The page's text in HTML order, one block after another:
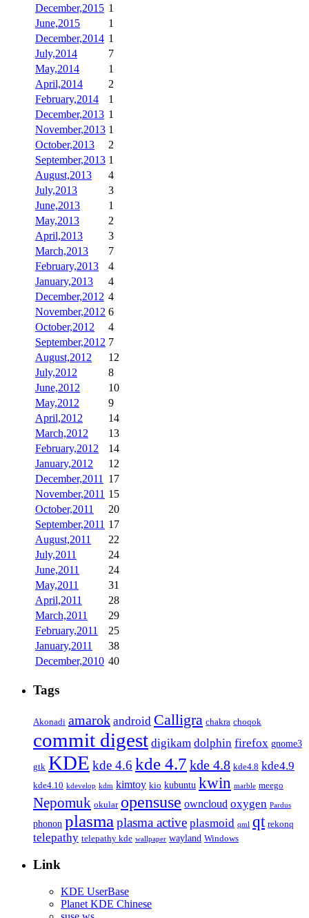
December,2015 1
June,2015
1
December,2014 1
July,2014
7
May,2014
1
April,2014
2
February,2014
1
December,2013 1
November,2013 1
October,2013
2
September,2013 1
August,2013
4
July,2013
3
June,2013
1
May,2013
2
April,2013
3
March,2013
7
February,2013
4
January,2013
4
December,2012 4
November,2012 6
October,2012
4
September,2012 7
August,2012
12
July,2012
8
June,2012
10
May,2012
9
April,2012
14
March,2012
13
February,2012
14
January,2012
12
December,2011
17
November,2011 15
October,2011
20
September,2011 17
August,2011
22
July,2011
24
June,2011
24
May,2011
31
April,2011
28
March,2011
29
February,2011
25
January,2011
38
December,2010 40
Tags
Akonadi amarok android Calligra chakra choqok
commit digest digikam dolphin firefox gnome3
gtk KDE kde 4.6 kde 4.7 kde 4.8 kde4.8 kde4.9
kde4.10 kdevelop kdm kimtoy kio kubuntu kwin marble meego
Nepomuk okular opensuse owncloud oxygen Pardus
phonon plasma plasma active plasmoid qml qt rekonq
telepathy telepathy kde wallpaper wayland Windows
Link
KDE UserBase
Planet KDE Chinese